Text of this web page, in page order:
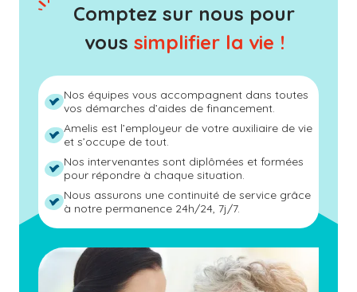
Comptez sur nous pour
vous simplifier la vie !
Nos équipes vous accompagnent dans toutes
vos démarches d’aides de financement.
Amelis est l’employeur de votre auxiliaire de vie
et s’occupe de tout.
Nos intervenantes sont diplômées et formées
pour répondre à chaque situation.
Nous assurons une continuité de service grâce
à notre permanence 24h/24, 7j/7.